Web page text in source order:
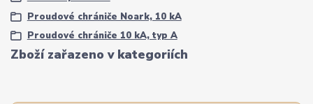
Zboží zařazeno v kategoriích
Proudové chrániče Noark, 10 kA
Proudové chrániče 10 kA, typ A